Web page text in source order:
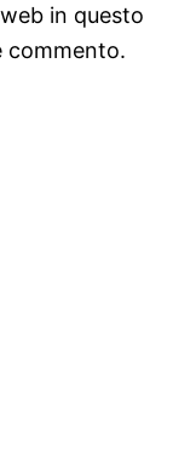
in questo
commento.